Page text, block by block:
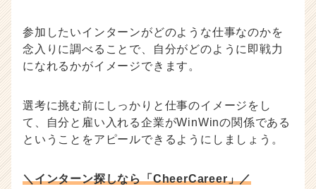
参加したいインターンがどのような仕事なのかを
念入りに調べることで、自分がどのように即戦力
になれるかがイメージできます。
選考に挑む前にしっかりと仕事のイメージをし
て、自分と雇い入れる企業がWinWinの関係である
ということをアピールできるようにしましょう。
＼インターン探しなら「CheerCareer」／